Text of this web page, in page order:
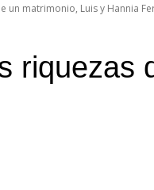
un matrimonio, Luis y Hannia
riquezas